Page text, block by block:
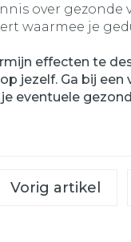
over gezonde
waarmee je
effecten te
jezelf. Ga bij
eventuele
Vorig artikel